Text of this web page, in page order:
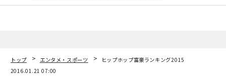
トップ エンタメ・スポーツ
ヒップホップ富豪ランキング2015
2016.01.21 07:00